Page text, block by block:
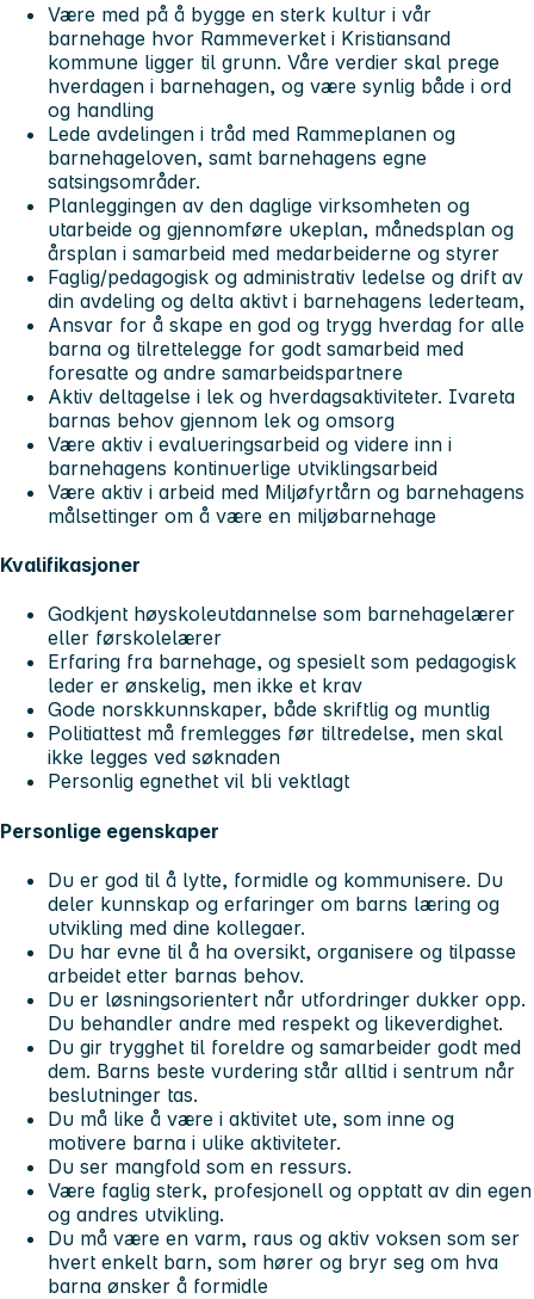
Være med på å bygge en sterk kultur i vår
barnehage hvor Rammeverket i Kristiansand
kommune ligger til grunn. Våre verdier skal prege
hverdagen i barnehagen, og være synlig både i ord
og handling
Lede avdelingen i tråd med Rammeplanen og
barnehageloven, samt barnehagens egne
satsingsområder.
Planleggingen av den daglige virksomheten og
utarbeide og gjennomføre ukeplan, månedsplan og
årsplan i samarbeid med medarbeiderne og styrer
Faglig/pedagogisk og administrativ ledelse og drift av
din avdeling og delta aktivt i barnehagens lederteam,
Ansvar for å skape en god og trygg hverdag for alle
barna og tilrettelegge for godt samarbeid med
foresatte og andre samarbeidspartnere
Aktiv deltagelse i lek og hverdagsaktiviteter. Ivareta
barnas behov gjennom lek og omsorg
Være aktiv i evalueringsarbeid og videre inn i
barnehagens kontinuerlige utviklingsarbeid
Være aktiv i arbeid med Miljøfyrtårn og barnehagens
målsettinger om å være en miljøbarnehage
Kvalifikasjoner
Godkjent høyskoleutdannelse som barnehagelærer
eller førskolelærer
Erfaring fra barnehage, og spesielt som pedagogisk
leder er ønskelig, men ikke et krav
Gode norskkunnskaper, både skriftlig og muntlig
Politiattest må fremlegges før tiltredelse, men skal
ikke legges ved søknaden
Personlig egnethet vil bli vektlagt
Personlige egenskaper
Du er god til å lytte, formidle og kommunisere. Du
deler kunnskap og erfaringer om barns læring og
utvikling med dine kollegaer.
Du har evne til å ha oversikt, organisere og tilpasse
arbeidet etter barnas behov.
Du er løsningsorientert når utfordringer dukker opp.
Du behandler andre med respekt og likeverdighet.
Du gir trygghet til foreldre og samarbeider godt med
dem. Barns beste vurdering står alltid i sentrum når
beslutninger tas.
Du må like å være i aktivitet ute, som inne og
motivere barna i ulike aktiviteter.
Du ser mangfold som en ressurs.
Være faglig sterk, profesjonell og opptatt av din egen
og andres utvikling.
Du må være en varm, raus og aktiv voksen som ser
hvert enkelt barn, som hører og bryr seg om hva
barna ønsker å formidle